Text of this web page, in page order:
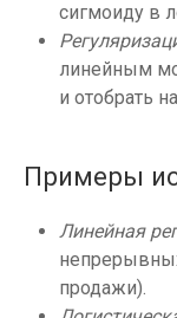
сигмоиду в
линейным
и отобрать
Примеры
Линейная
продажи).